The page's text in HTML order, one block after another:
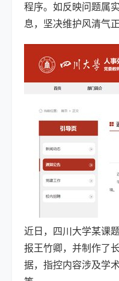
程序。如反映问题属
息，坚决维护风清气
近日，四川大学某课
报王竹卿，并制作了
据，指控内容涉及学